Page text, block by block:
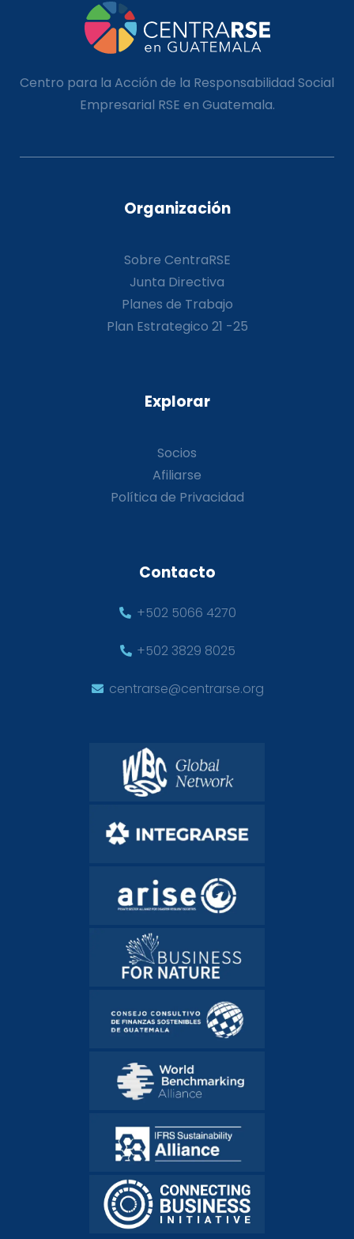
Centro para la Acción de la Responsabilidad Social
Empresarial RSE en Guatemala.
Organización
Sobre CentraRSE
Junta Directiva
Planes de Trabajo
Plan Estrategico 21 -25
Explorar
Socios
Afiliarse
Política de Privacidad
Contacto
+502 5066 4270
+502 3829 8025
centrarse@centrarse.org